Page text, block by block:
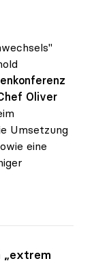
Oliver
Umsetzung
eine
anbieten
„extrem